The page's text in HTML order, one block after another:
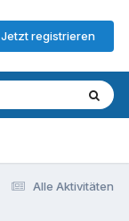
Jetzt registrieren
Alle Aktivitäten